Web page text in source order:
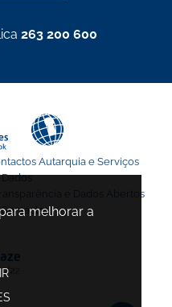
263 200 600
Autarquia e Serviços
e Dados Abertos
Contactosmelhorar a